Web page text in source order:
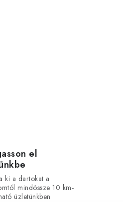
el
ki a dartokat a
mindössze 10 km-
üzletünkben